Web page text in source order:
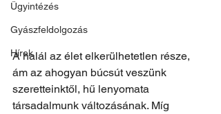
Ügyintézés
Gyászfeldolgozás
Hírek
A halál az élet elkerülhetetlen része,
ám az ahogyan búcsút veszünk
szeretteinktől, hű lenyomata
társadalmunk változásának. Míg